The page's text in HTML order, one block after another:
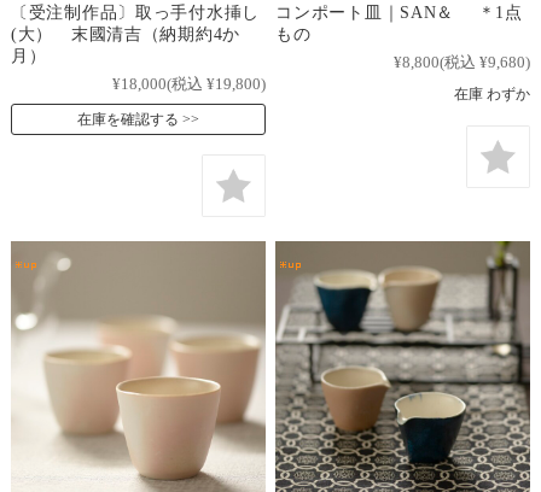
〔受注制作品〕取っ手付水挿し
(大） 末國清吉（納期約4か
月）
¥18,000(税込 ¥19,800)
在庫を確認する
コンポート皿｜SAN＆ ＊1点
もの
¥8,800(税込 ¥9,680)
在庫 わずか